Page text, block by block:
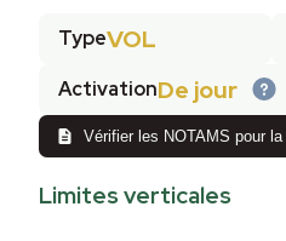
TypeVOL
ActivationDe jour
Vérifier les NOTAMS pour la
Limites verticales